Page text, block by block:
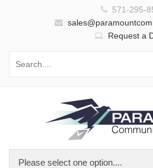
571-295-
Request a